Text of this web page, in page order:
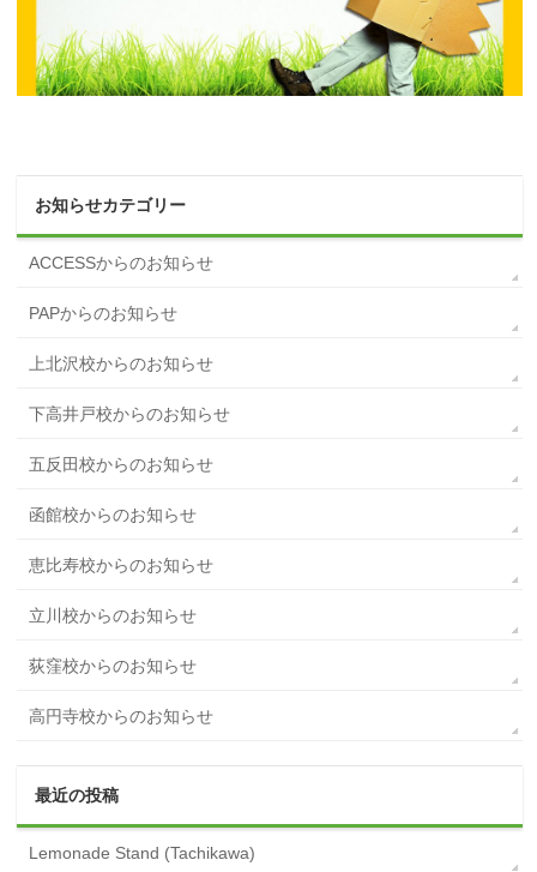
お知らせカテゴリー
ACCESSからのお知らせ
PAPからのお知らせ
上北沢校からのお知らせ
下高井戸校からのお知らせ
五反田校からのお知らせ
函館校からのお知らせ
恵比寿校からのお知らせ
立川校からのお知らせ
荻窪校からのお知らせ
高円寺校からのお知らせ
最近の投稿
Lemonade Stand (Tachikawa)